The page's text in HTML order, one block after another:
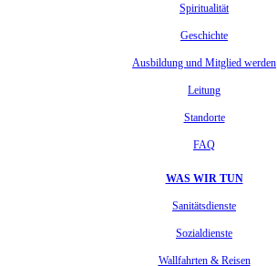
Spiritualität
Geschichte
Ausbildung und Mitglied werden
Leitung
Standorte
FAQ
WAS WIR TUN
Sanitätsdienste
Sozialdienste
Wallfahrten & Reisen